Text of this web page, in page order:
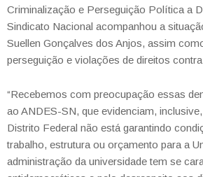
Criminalização e Perseguição Política a
Sindicato Nacional acompanhou a
Suellen Gonçalves dos Anjos, assim
perseguição e violações de direitos
“Recebemos com preocupação essas
ao ANDES-SN, que evidenciam,
Distrito Federal não está garantindo
trabalho, estrutura ou orçamento para a
administração da universidade tem se